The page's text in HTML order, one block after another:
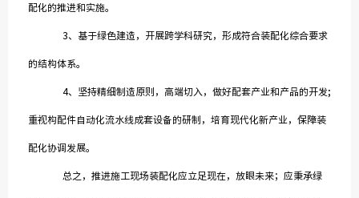
配化的推进和实施。
3、基于绿色建造，开展跨学科研究，形成符合装配化综合要求
的结构体系。
4、坚持精细制造原则，高端切入，做好配套产业和产品的开发;
重视构配件自动化流水线成套设备的研制，培育现代化新产业，保障装
配化协调发展。
总之，推进施工现场装配化应立足现在，放眼未来；应秉承绿